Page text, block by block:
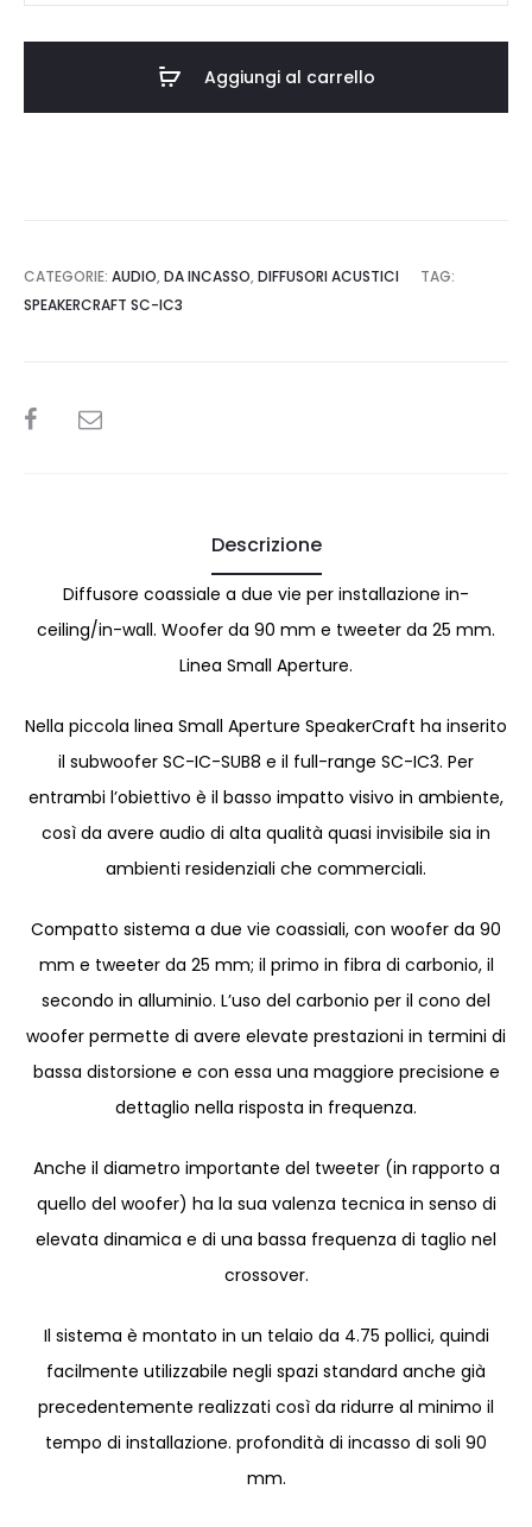
Aggiungi al carrello
CATEGORIE: AUDIO, DA INCASSO, DIFFUSORI ACUSTICI
TAG:
SPEAKERCRAFT SC-IC3
SHARE
Descrizione
Diffusore coassiale a due vie per installazione in-
ceiling/in-wall. Woofer da 90 mm e tweeter da 25 mm.
Linea Small Aperture.
Nella piccola linea Small Aperture SpeakerCraft ha inserito
il subwoofer SC-IC-SUB8 e il full-range SC-IC3. Per
entrambi l’obiettivo è il basso impatto visivo in ambiente,
così da avere audio di alta qualità quasi invisibile sia in
ambienti residenziali che commerciali.
Compatto sistema a due vie coassiali, con woofer da 90
mm e tweeter da 25 mm; il primo in fibra di carbonio, il
secondo in alluminio. L’uso del carbonio per il cono del
woofer permette di avere elevate prestazioni in termini di
bassa distorsione e con essa una maggiore precisione e
dettaglio nella risposta in frequenza.
Anche il diametro importante del tweeter (in rapporto a
quello del woofer) ha la sua valenza tecnica in senso di
elevata dinamica e di una bassa frequenza di taglio nel
crossover.
Il sistema è montato in un telaio da 4.75 pollici, quindi
facilmente utilizzabile negli spazi standard anche già
precedentemente realizzati così da ridurre al minimo il
tempo di installazione. profondità di incasso di soli 90
mm.